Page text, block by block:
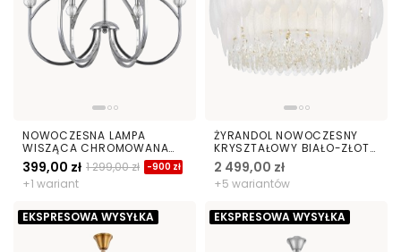
NOWOCZESNA LAMPA
WISZĄCA CHROMOWANA
ARCHETYPE W6
399,00 zł 1 299,00 zł -900 zł
+1 wariant
ŻYRANDOL NOWOCZESNY
KRYSZTAŁOWY BIAŁO-ZŁOTY
CAVALINI D80
2 499,00 zł
+5 wariantów
EKSPRESOWA WYSYŁKA EKSPRESOWA WYSYŁKA